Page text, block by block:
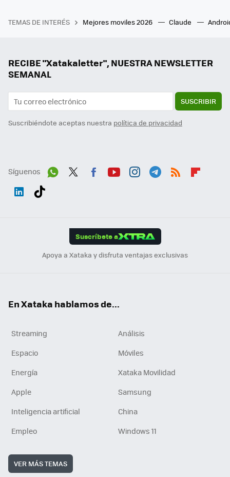
TEMAS DE INTERÉS Mejores moviles 2026 Claude
RECIBE "Xatakaletter", NUESTRA NEWSLETTER
SEMANAL
SUSCRIBIR
Suscribiéndote aceptas nuestra política de privacidad
Síguenos
Suscríbete a
Apoya a Xataka y disfruta ventajas exclusivas
En Xataka hablamos de...
Streaming
Análisis
Espacio
Móviles
Energía
Xataka Movilidad
Apple
Samsung
Inteligencia artificial
China
Empleo
Windows 11
VER MÁS TEMAS